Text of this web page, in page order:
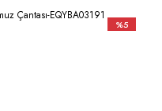
%5